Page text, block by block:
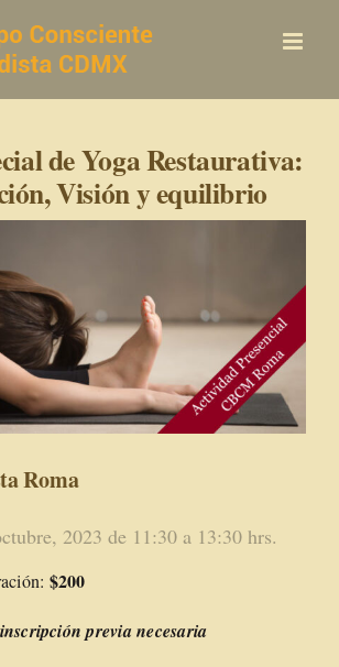
de Yoga Restaurativa:
Visión y equilibrio
Roma
2023 de 11:30 a 13:30 hrs.
$200
previa necesaria